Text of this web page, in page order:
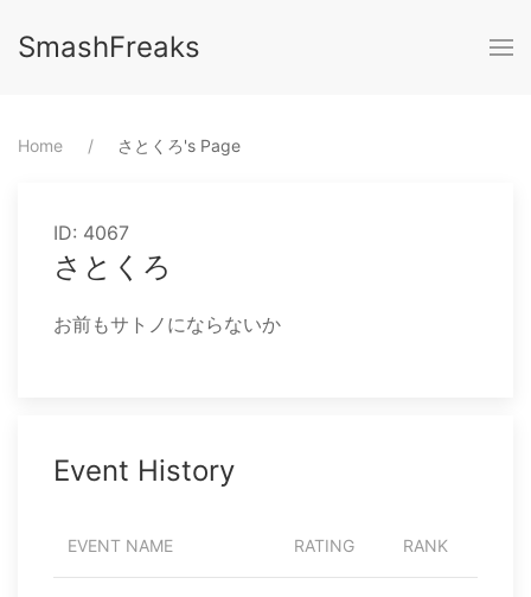
SmashFreaks
Home ⁨さとくろ⁩'s Page
ID: 4067
さとくろ
お前もサトノにならないか
Event History
EVENT NAME RATING RANK